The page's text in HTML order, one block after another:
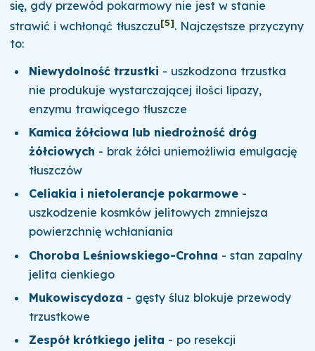
się, gdy przewód pokarmowy nie jest w stanie
strawić i wchłonąć tłuszczu[5]. Najczęstsze przyczyny
to:
Niewydolność trzustki - uszkodzona trzustka
nie produkuje wystarczającej ilości lipazy,
enzymu trawiącego tłuszcze
Kamica żółciowa lub niedrożność dróg
żółciowych - brak żółci uniemożliwia emulgację
tłuszczów
Celiakia i nietolerancje pokarmowe -
uszkodzenie kosmków jelitowych zmniejsza
powierzchnię wchłaniania
Choroba Leśniowskiego-Crohna - stan zapalny
jelita cienkiego
Mukowiscydoza - gęsty śluz blokuje przewody
trzustkowe
Zespół krótkiego jelita - po resekcji